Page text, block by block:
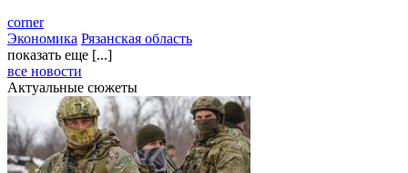
corner
Экономика Рязанская область
показать еще [...]
все новости
Актуальные сюжеты